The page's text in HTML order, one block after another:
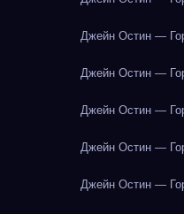
Джейн Остин —
Джейн Остин —
Джейн Остин —
Джейн Остин —
Джейн Остин —